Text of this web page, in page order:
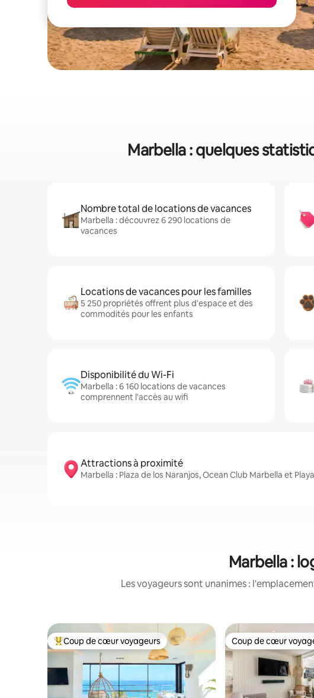
Marbella : quelques
Nombre total de locations de vacances
Marbella : découvrez 6 290 locations de
vacances
Locations de vacances pour les familles
5 250 propriétés offrent plus d'espace et des
commodités pour les enfants
Disponibilité du Wi-Fi
Marbella : 6 160 locations de vacances
comprennent l'accès au wifi
Attractions à proximité
Marbella : Plaza de los Naranjos, Ocean Club Marbella et
Marbella :
Les voyageurs sont unanimes :
Coup de cœur voyageurs parmi les plus aimés
Coup de cœur voyageurs Coup de cœur
Coup de cœur